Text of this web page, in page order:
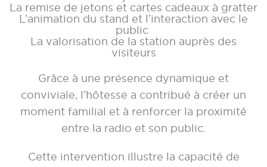
La remise de jetons et cartes cadeaux à gratter
L’animation du stand et l’interaction avec le
public
La valorisation de la station auprès des
visiteurs
Grâce à une présence dynamique et
conviviale, l’hôtesse a contribué à créer un
moment familial et à renforcer la proximité
entre la radio et son public.
Cette intervention illustre la capacité de